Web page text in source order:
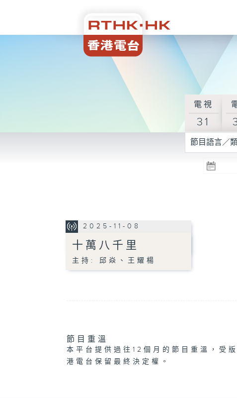
電視
31
節目語言／
2025-11-08
十萬八千里
主持: 邱焱、王耀楊
節目重溫
本平台提供過往12個月的節目重溫，受
港電台保留最終決定權。